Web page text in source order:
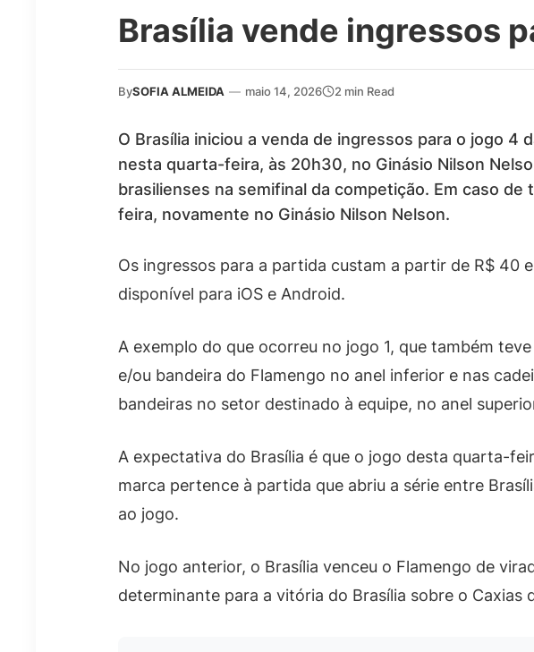
Brasília vende ingressos
BySOFIA ALMEIDA — maio 14, 2026 2 min Read
O Brasília iniciou a venda de ingressos para o jogo 4
nesta quarta-feira, às 20h30, no Ginásio Nilson
brasilienses na semifinal da competição. Em caso
feira, novamente no Ginásio Nilson Nelson.
Os ingressos para a partida custam a partir de R$ 40
disponível para iOS e Android.
A exemplo do que ocorreu no jogo 1, que também
e/ou bandeira do Flamengo no anel inferior e nas
bandeiras no setor destinado à equipe, no anel
A expectativa do Brasília é que o jogo desta quarta-
marca pertence à partida que abriu a série entre
ao jogo.
No jogo anterior, o Brasília venceu o Flamengo de
determinante para a vitória do Brasília sobre o Caxias